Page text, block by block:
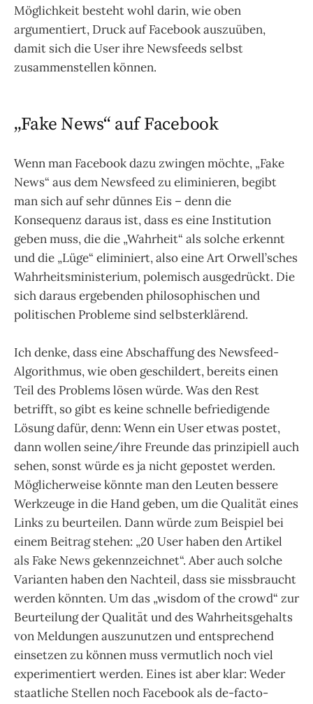
Möglichkeit besteht wohl darin, wie oben
argumentiert, Druck auf Facebook auszuüben,
damit sich die User ihre Newsfeeds selbst
zusammenstellen können.
„Fake News“ auf Facebook
Wenn man Facebook dazu zwingen möchte, „Fake
News“ aus dem Newsfeed zu eliminieren, begibt
man sich auf sehr dünnes Eis – denn die
Konsequenz daraus ist, dass es eine Institution
geben muss, die die „Wahrheit“ als solche erkennt
und die „Lüge“ eliminiert, also eine Art Orwell’sches
Wahrheitsministerium, polemisch ausgedrückt. Die
sich daraus ergebenden philosophischen und
politischen Probleme sind selbsterklärend.
Ich denke, dass eine Abschaffung des Newsfeed-
Algorithmus, wie oben geschildert, bereits einen
Teil des Problems lösen würde. Was den Rest
betrifft, so gibt es keine schnelle befriedigende
Lösung dafür, denn: Wenn ein User etwas postet,
dann wollen seine/ihre Freunde das prinzipiell auch
sehen, sonst würde es ja nicht gepostet werden.
Möglicherweise könnte man den Leuten bessere
Werkzeuge in die Hand geben, um die Qualität eines
Links zu beurteilen. Dann würde zum Beispiel bei
einem Beitrag stehen: „20 User haben den Artikel
als Fake News gekennzeichnet“. Aber auch solche
Varianten haben den Nachteil, dass sie missbraucht
werden könnten. Um das „wisdom of the crowd“ zur
Beurteilung der Qualität und des Wahrheitsgehalts
von Meldungen auszunutzen und entsprechend
einsetzen zu können muss vermutlich noch viel
experimentiert werden. Eines ist aber klar: Weder
staatliche Stellen noch Facebook als de-facto-